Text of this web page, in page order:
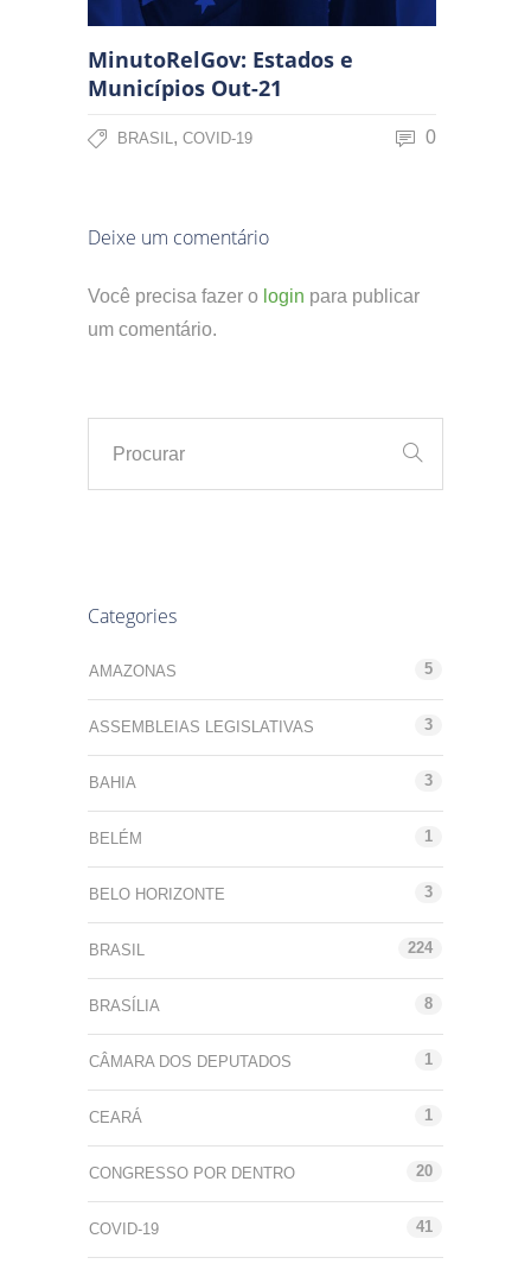
MinutoRelGov: Estados e
Municípios Out-21
BRASIL , COVID-19 0
Deixe um comentário
Você precisa fazer o login para publicar
um comentário.
Categories
AMAZONAS 5
ASSEMBLEIAS LEGISLATIVAS 3
BAHIA 3
BELÉM 1
BELO HORIZONTE 3
BRASIL 224
BRASÍLIA 8
CÂMARA DOS DEPUTADOS 1
CEARÁ 1
CONGRESSO POR DENTRO 20
COVID-19 41